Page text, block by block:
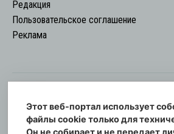
Редакция
Пользовательское соглашение
Реклама
© Информационный городской
Орловская cреда-плюс, 2021-
Этот веб-портал использует
файлы cookie только для
Он не собирает и не передает